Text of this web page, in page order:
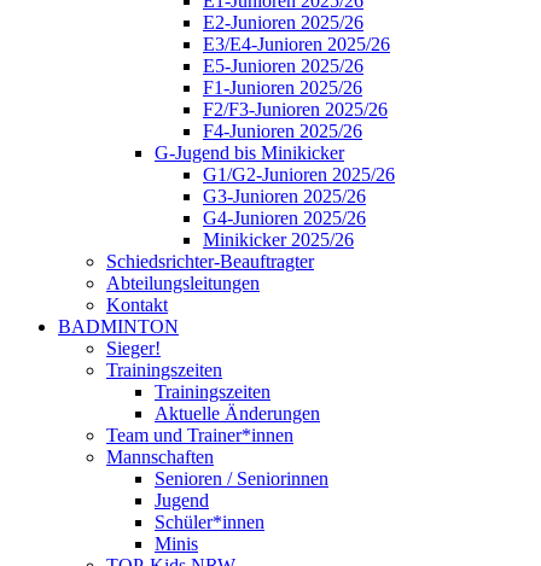
E2-Junioren 2025/26
E3/E4-Junioren 2025/26
E5-Junioren 2025/26
F1-Junioren 2025/26
F2/F3-Junioren 2025/26
F4-Junioren 2025/26
G-Jugend bis Minikicker
G1/G2-Junioren 2025/26
G3-Junioren 2025/26
G4-Junioren 2025/26
Minikicker 2025/26
Schiedsrichter-Beauftragter
Abteilungsleitungen
Kontakt
BADMINTON
Sieger!
Trainingszeiten
Trainingszeiten
Aktuelle Änderungen
Team und Trainer*innen
Mannschaften
Senioren / Seniorinnen
Jugend
Schüler*innen
Minis